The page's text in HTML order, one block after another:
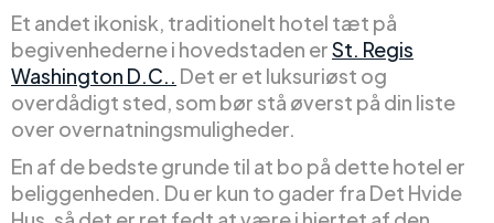
Et andet ikonisk, traditionelt hotel tæt på
begivenhederne i hovedstaden erSt. Regis
Washington D.C.. Det er et luksuriøst og
overdådigt sted, som bør stå øverst på din liste
over overnatningsmuligheder.
En af de bedste grunde til at bo på dette hotel er
beliggenheden. Du er kun to gader fra Det Hvide